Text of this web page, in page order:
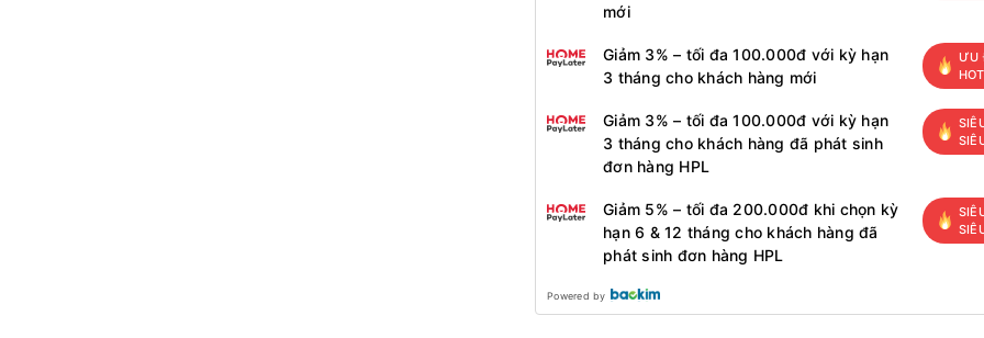
mới
Giảm 3% – tối đa 100.000đ với kỳ hạn
3 tháng cho khách hàng mới
ƯU
HOT
Giảm 3% – tối đa 100.000đ với kỳ hạn
3 tháng cho khách hàng đã phát sinh
đơn hàng HPL
Giảm 5% – tối đa 200.000đ khi chọn kỳ
hạn 6 & 12 tháng cho khách hàng đã
phát sinh đơn hàng HPL
Powered by